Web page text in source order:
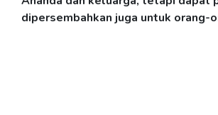
dipersembahkan juga untuk orang-